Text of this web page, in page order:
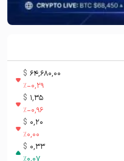
64,680,00
$
%-0,29
1,35
$
%-0,96
0,20
$
%0,00
0,33
$